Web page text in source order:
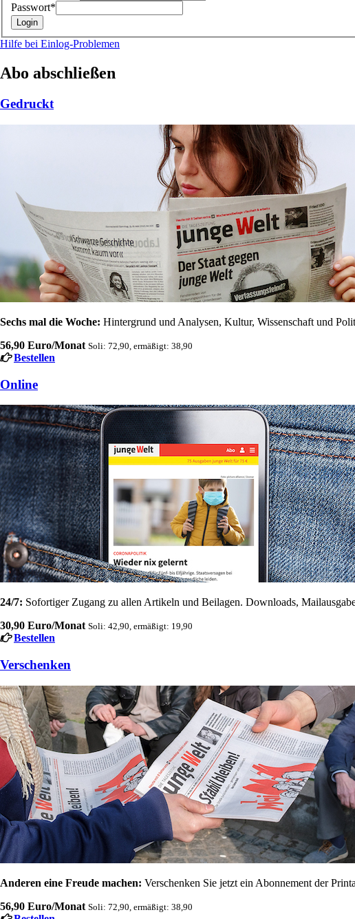
Passwort*
Hilfe bei Einlog-Problemen
Abo abschließen
Gedruckt
Sechs mal die Woche: Hintergrund und Analysen, Kultur, Wissenschaft und
56,90 Euro/Monat Soli: 72,90, ermäßigt: 38,90
Bestellen
Online
24/7: Sofortiger Zugang zu allen Artikeln und Beilagen. Downloads,
30,90 Euro/Monat Soli: 42,90, ermäßigt: 19,90
Bestellen
Verschenken
Anderen eine Freude machen: Verschenken Sie jetzt ein Abonnement der
56,90 Euro/Monat Soli: 72,90, ermäßigt: 38,90